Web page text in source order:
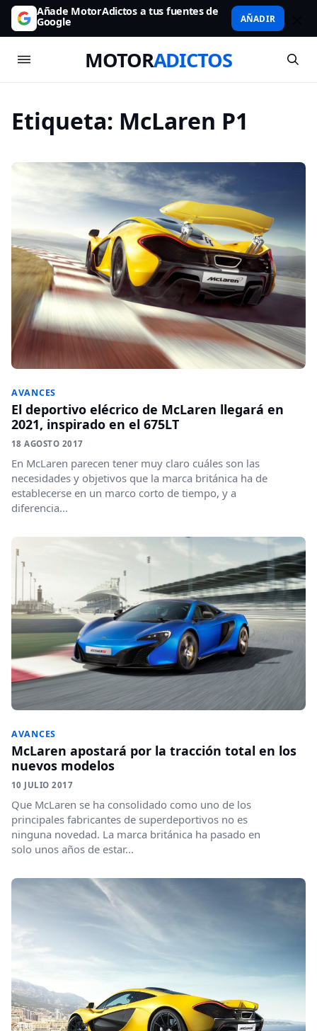
Añade MotorAdictos a tus fuentes de
Google AÑADIR
MOTORADICTOS
Etiqueta: McLaren P1
AVANCES
El deportivo elécrico de McLaren llegará en
2021, inspirado en el 675LT
18 AGOSTO 2017
En McLaren parecen tener muy claro cuáles son las
necesidades y objetivos que la marca británica ha de
establecerse en un marco corto de tiempo, y a
diferencia...
AVANCES
McLaren apostará por la tracción total en los
nuevos modelos
10 JULIO 2017
Que McLaren se ha consolidado como uno de los
principales fabricantes de superdeportivos no es
ninguna novedad. La marca británica ha pasado en
solo unos años de estar...